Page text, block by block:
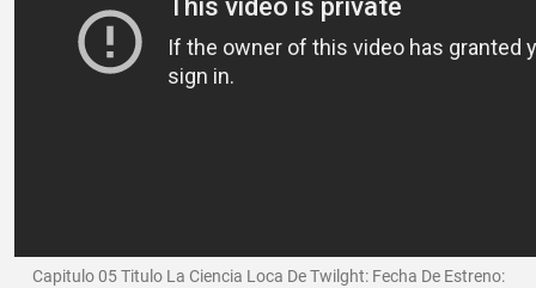
Capitulo 05 Titulo La Ciencia Loca De Twilght: Fecha De Estreno: